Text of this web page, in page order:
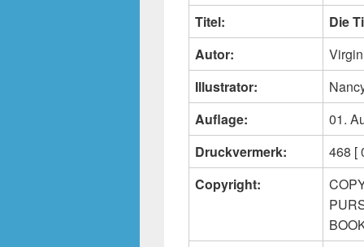
Titel:
Die
Autor:
Illustrator:
Auflage:
01.
Druckvermerk:
468 [
Copyright: